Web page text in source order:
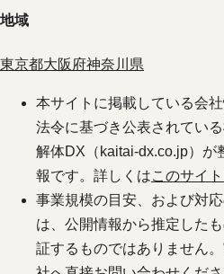
地域
東京都大阪府神奈川県
本サイトに掲載している会
法令に基づき公表されてい
解体DX（kaitai-dx.co.jp）が
報です。詳しくはこのサイ
事業規模の目安、および対
は、公開情報から推定した
証するものではありません